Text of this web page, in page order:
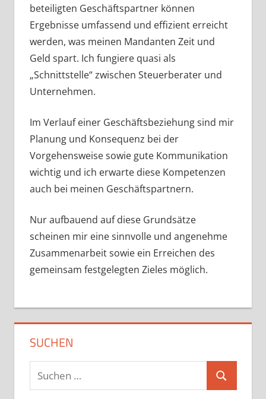
beteiligten Geschäftspartner können
Ergebnisse umfassend und effizient erreicht
werden, was meinen Mandanten Zeit und
Geld spart. Ich fungiere quasi als
„Schnittstelle“ zwischen Steuerberater und
Unternehmen.
Im Verlauf einer Geschäftsbeziehung sind mir
Planung und Konsequenz bei der
Vorgehensweise sowie gute Kommunikation
wichtig und ich erwarte diese Kompetenzen
auch bei meinen Geschäftspartnern.
Nur aufbauend auf diese Grundsätze
scheinen mir eine sinnvolle und angenehme
Zusammenarbeit sowie ein Erreichen des
gemeinsam festgelegten Zieles möglich.
SUCHEN
Suchen
nach:
Suchen